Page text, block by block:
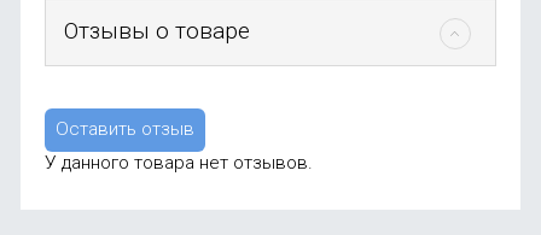
Отзывы о товаре
Оставить отзыв
У данного товара нет отзывов.